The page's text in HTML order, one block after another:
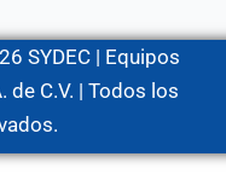
SYDEC | Equipos
de C.V. | Todos los